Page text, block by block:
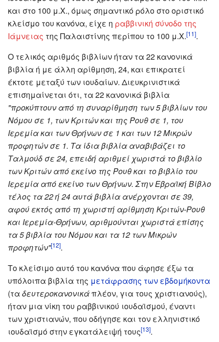
και στο 100 μ.Χ., όμως σημαντικό ρόλο στο οριστικό
κλείσμο του κανόνα, είχε η ραββινική σύνοδο της
Ιάμνειας της Παλαιστίνης περίπου το 100 μ.Χ.[11].
Ο τελικός αριθμός βιβλίων ήταν τα 22 κανονικά
βιβλία ή με άλλη αρίθμηση, 24, και επικρατεί
έκτοτε μεταξύ των ιουδαίων. Διευκρινιστικά
επισημαίνεται ότι, τα 22 κανονικά βιβλία
"προκύπτουν από τη συναρίθμηση των 5 βιβλίων του
Νόμου σε 1, των Κριτών και της Ρουθ σε 1, του
Ιερεμία και των Θρήνων σε 1 και των 12 Μικρών
προφητών σε 1. Τα ίδια βιβλία αναβιβάζει το
Ταλμούδ σε 24, επειδή αριθμεί χωριστά το βιβλίο
των Κριτών από εκείνο της Ρουθ και το βιβλίο του
Ιερεμία από εκείνο των Θρήνων. Στην Εβραϊκή Βίβλο
τέλος τα 22 ή 24 αυτά βιβλία ανέρχονται σε 39,
αφού εκτός από τη χωριστή αρίθμηση Κριτών-Ρουθ
και Ιερεμία-Θρήνων, αριθμούνται χωριστά επίσης
τα 5 βιβλία του Νόμου και τα 12 των Μικρών
προφητών"[12].
Το κλείσιμο αυτό του κανόνα που άφησε έξω τα
υπόλοιπα βιβλία της μετάφρασης των εβδομήκοντα
(τα δευτεροκανονικάπλέον, για τους χριστιανούς),
ήταν μια νίκη του ραββινικού ιουδαϊσμού, έναντι
των χριστιανών, που οδήγησε και τον ελληνιστικό
ιουδαϊσμό στην εγκατάλειψή τους[13].